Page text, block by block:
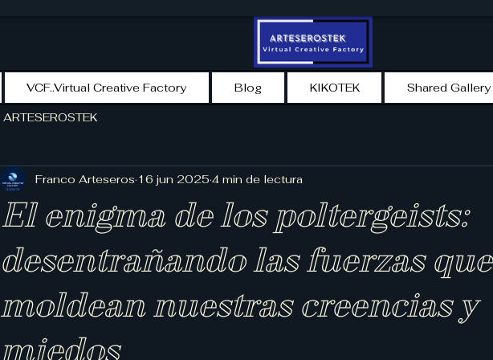
ARTESEROSTEK
El enigma de los poltergeists:
desentrañando las fuerzas que
moldean nuestras creencias y
miedos
Franco Arteseros 16 jun 2025 4 min de lectura
VCF..Virtual Creative Factory Blog KIKOTEK Shared Gallery